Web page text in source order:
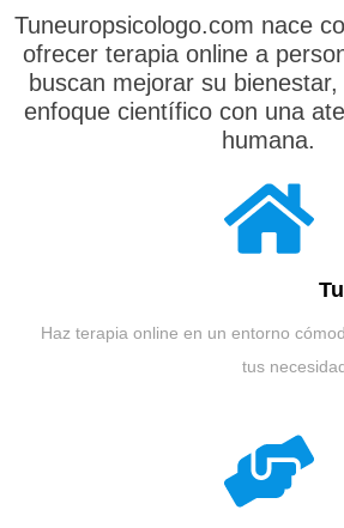
Tuneuropsicologo.com nace
ofrecer terapia online a
buscan mejorar su
enfoque científico con una
humana.
Haz terapia online en un entorno
tus